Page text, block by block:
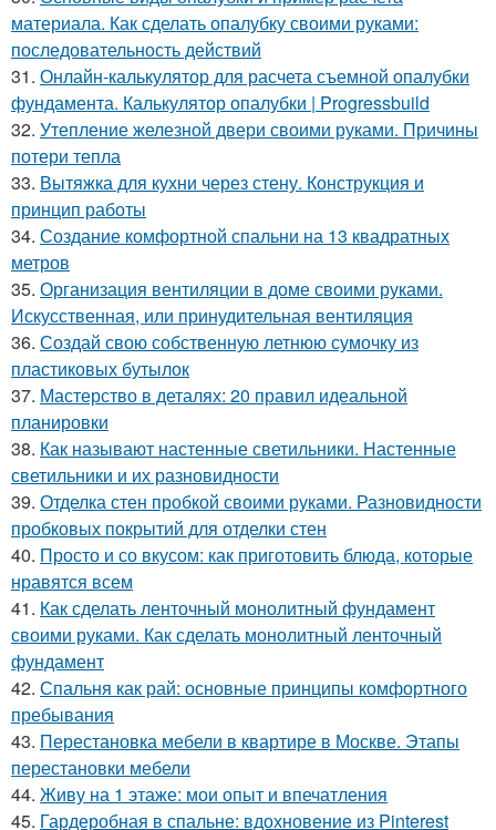
материала. Как сделать опалубку своими руками:
последовательность действий
31. Онлайн-калькулятор для расчета съемной опалубки
фундамента. Калькулятор опалубки | Progressbuild
32. Утепление железной двери своими руками. Причины
потери тепла
33. Вытяжка для кухни через стену. Конструкция и
принцип работы
34. Создание комфортной спальни на 13 квадратных
метров
35. Организация вентиляции в доме своими руками.
Искусственная, или принудительная вентиляция
36. Создай свою собственную летнюю сумочку из
пластиковых бутылок
37. Мастерство в деталях: 20 правил идеальной
планировки
38. Как называют настенные светильники. Настенные
светильники и их разновидности
39. Отделка стен пробкой своими руками. Разновидности
пробковых покрытий для отделки стен
40. Просто и со вкусом: как приготовить блюда, которые
нравятся всем
41. Как сделать ленточный монолитный фундамент
своими руками. Как сделать монолитный ленточный
фундамент
42. Спальня как рай: основные принципы комфортного
пребывания
43. Перестановка мебели в квартире в Москве. Этапы
перестановки мебели
44. Живу на 1 этаже: мои опыт и впечатления
45. Гардеробная в спальне: вдохновение из Pinterest